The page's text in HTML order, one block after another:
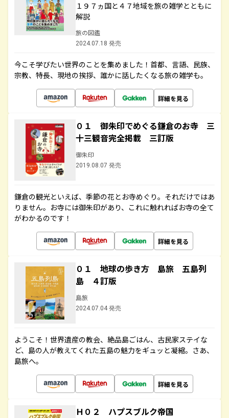
１９７ヵ国と４７地域を旅の雑学とともに
解説
旅の図鑑
2024.07.18 発売
今こそ学びたい世界のことを集めました！首都、言語、民族、
宗教、特長、現地の挨拶、誰かに話したくなる旅の雑学も。
詳細を見る
０１ 御朱印でめぐる鎌倉のお寺 三
十三観音完全掲載 三訂版
御朱印
2019.08.07 発売
鎌倉の観光といえば、季節の花とお寺めぐり。それだけではあ
りません。お寺には御朱印があり、これに触れればお寺の全て
がわかるのです！
詳細を見る
０１ 地球の歩き方 島旅 五島列
島 ４訂版
島旅
2024.07.04 発売
ようこそ！世界遺産の教会、絶品島ごはん、古民家ステイな
ど、島の人が教えてくれた五島の魅力をギュッと凝縮。さあ、
島旅へ。
詳細を見る
Ｈ０２ ハプスブルク帝国